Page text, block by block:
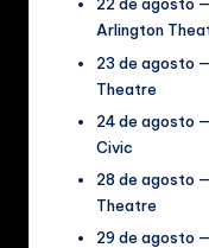
22 de agosto
Arlington
23 de agosto
Theatre
24 de agosto
Civic
28 de agosto
Theatre
29 de agosto